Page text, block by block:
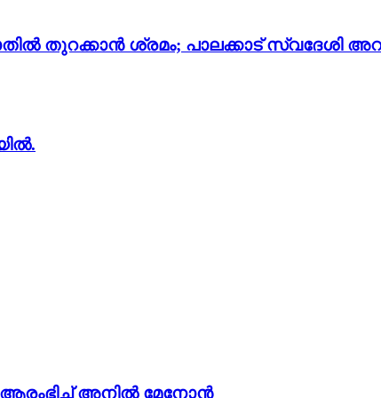
തുറക്കാന്‍ ശ്രമം; പാലക്കാട് സ്വദേശി
അനില്‍ മേനോന്‍